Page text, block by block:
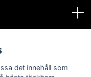
det innehåll som